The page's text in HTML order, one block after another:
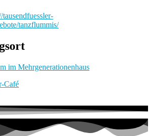
tausendfuessler-
tanzflummis/
im Mehrgenerationenhaus
Café